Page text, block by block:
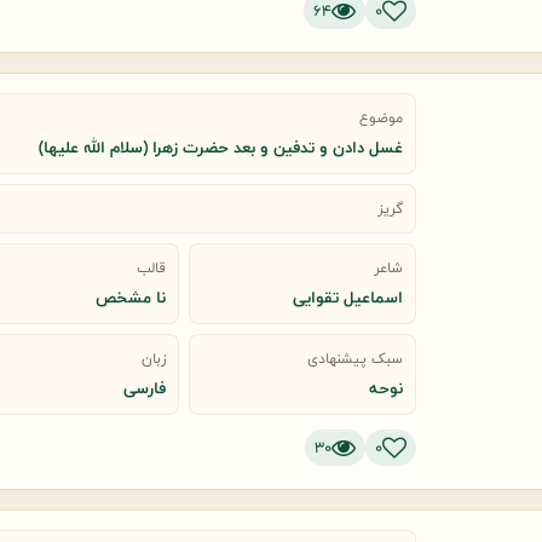
0
64
موضوع
غسل دادن و تدفین و بعد حضرت زهرا (سلام الله علیها)
گریز
شاعر
اسماعیل تقوایی
قالب
نا مشخص
سبک پیشنهادی
نوحه
زبان
فارسی
0
30